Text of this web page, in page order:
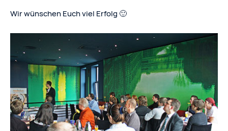
Wir wünschen Euch viel Erfolg 🙂